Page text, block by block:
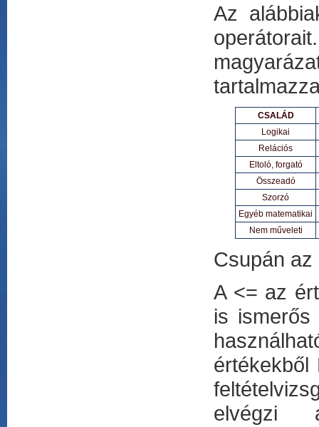
Az
CSALÁD
Logikai
Relációs
Eltoló, forgató
Összeadó
Szorzó
Egyéb matematikai
Nem műveleti
Csupán
A <= az
is ismerős
értékekből
elvégzi